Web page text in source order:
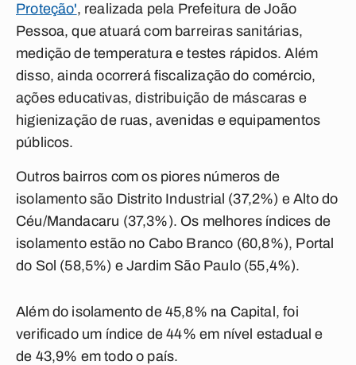
Proteção', realizada pela Prefeitura de João
Pessoa, que atuará com barreiras sanitárias,
medição de temperatura e testes rápidos. Além
disso, ainda ocorrerá fiscalização do comércio,
ações educativas, distribuição de máscaras e
higienização de ruas, avenidas e equipamentos
públicos.
Outros bairros com os piores números de
isolamento são Distrito Industrial (37,2%) e Alto do
Céu/Mandacaru (37,3%). Os melhores índices de
isolamento estão no Cabo Branco (60,8%), Portal
do Sol (58,5%) e Jardim São Paulo (55,4%).
Além do isolamento de 45,8% na Capital, foi
verificado um índice de 44% em nível estadual e
de 43,9% em todo o país.